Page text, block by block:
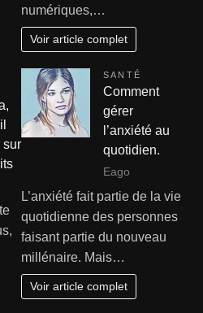
numériques,…
Voir article complet
sur
SANTÉ
Comment
gérer
l’anxiété au
quotidien.
Eago
L’anxiété fait partie de la vie
quotidienne des personnes
faisant partie du nouveau
millénaire. Mais…
Voir article complet